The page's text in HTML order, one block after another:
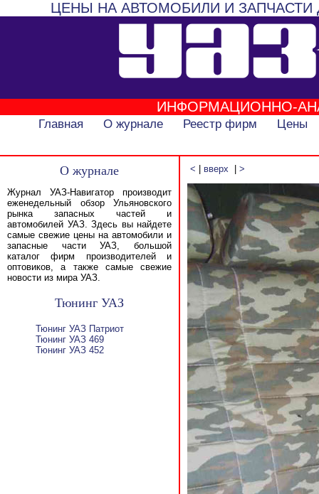
ЦЕНЫ НА АВТОМОБИЛИ И
ИНФОРМАЦИОННО-
Главная О журнале Реестр фирм Цены
О журнале
Журнал УАЗ-Навигатор производит
еженедельный обзор Ульяновского
рынка запасных частей и
автомобилей УАЗ. Здесь вы найдете
самые свежие цены на автомобили и
запасные части УАЗ, большой
каталог фирм производителей и
оптовиков, а также самые свежие
новости из мира УАЗ.
Тюнинг УАЗ
Тюнинг УАЗ Патриот
Тюнинг УАЗ 469
Тюнинг УАЗ 452
< вверх >